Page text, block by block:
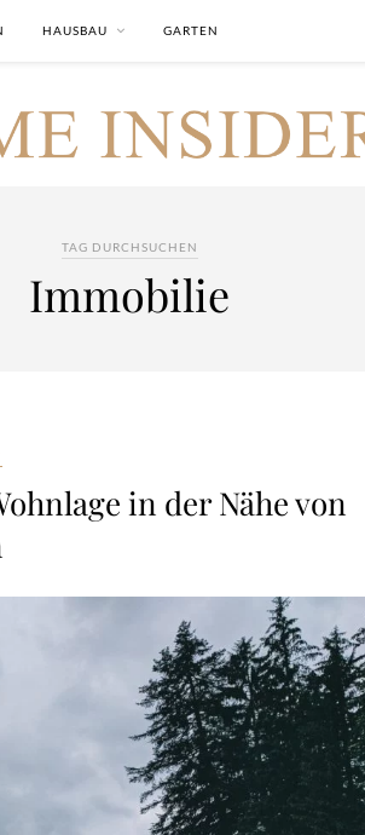
HAUSBAU GARTEN
TAG DURCHSUCHEN
Immobilie
in der Nähe von